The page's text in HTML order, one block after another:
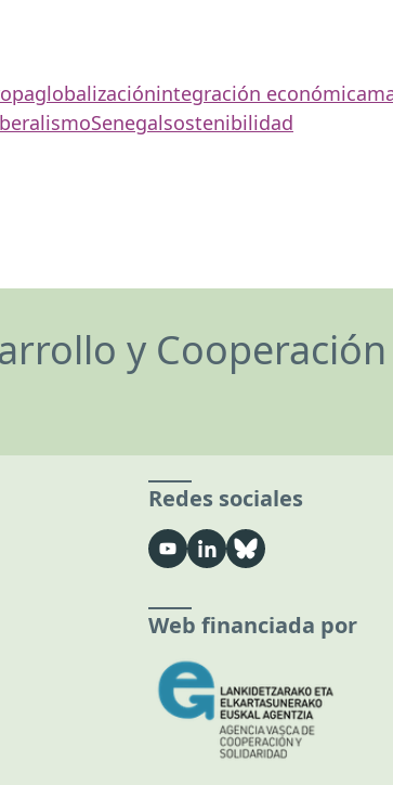
globalizaciónintegración económica
Senegalsostenibilidad
y Cooperación
Redes sociales
Web financiada por